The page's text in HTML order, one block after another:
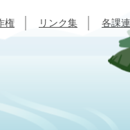
権 リンク集 各課